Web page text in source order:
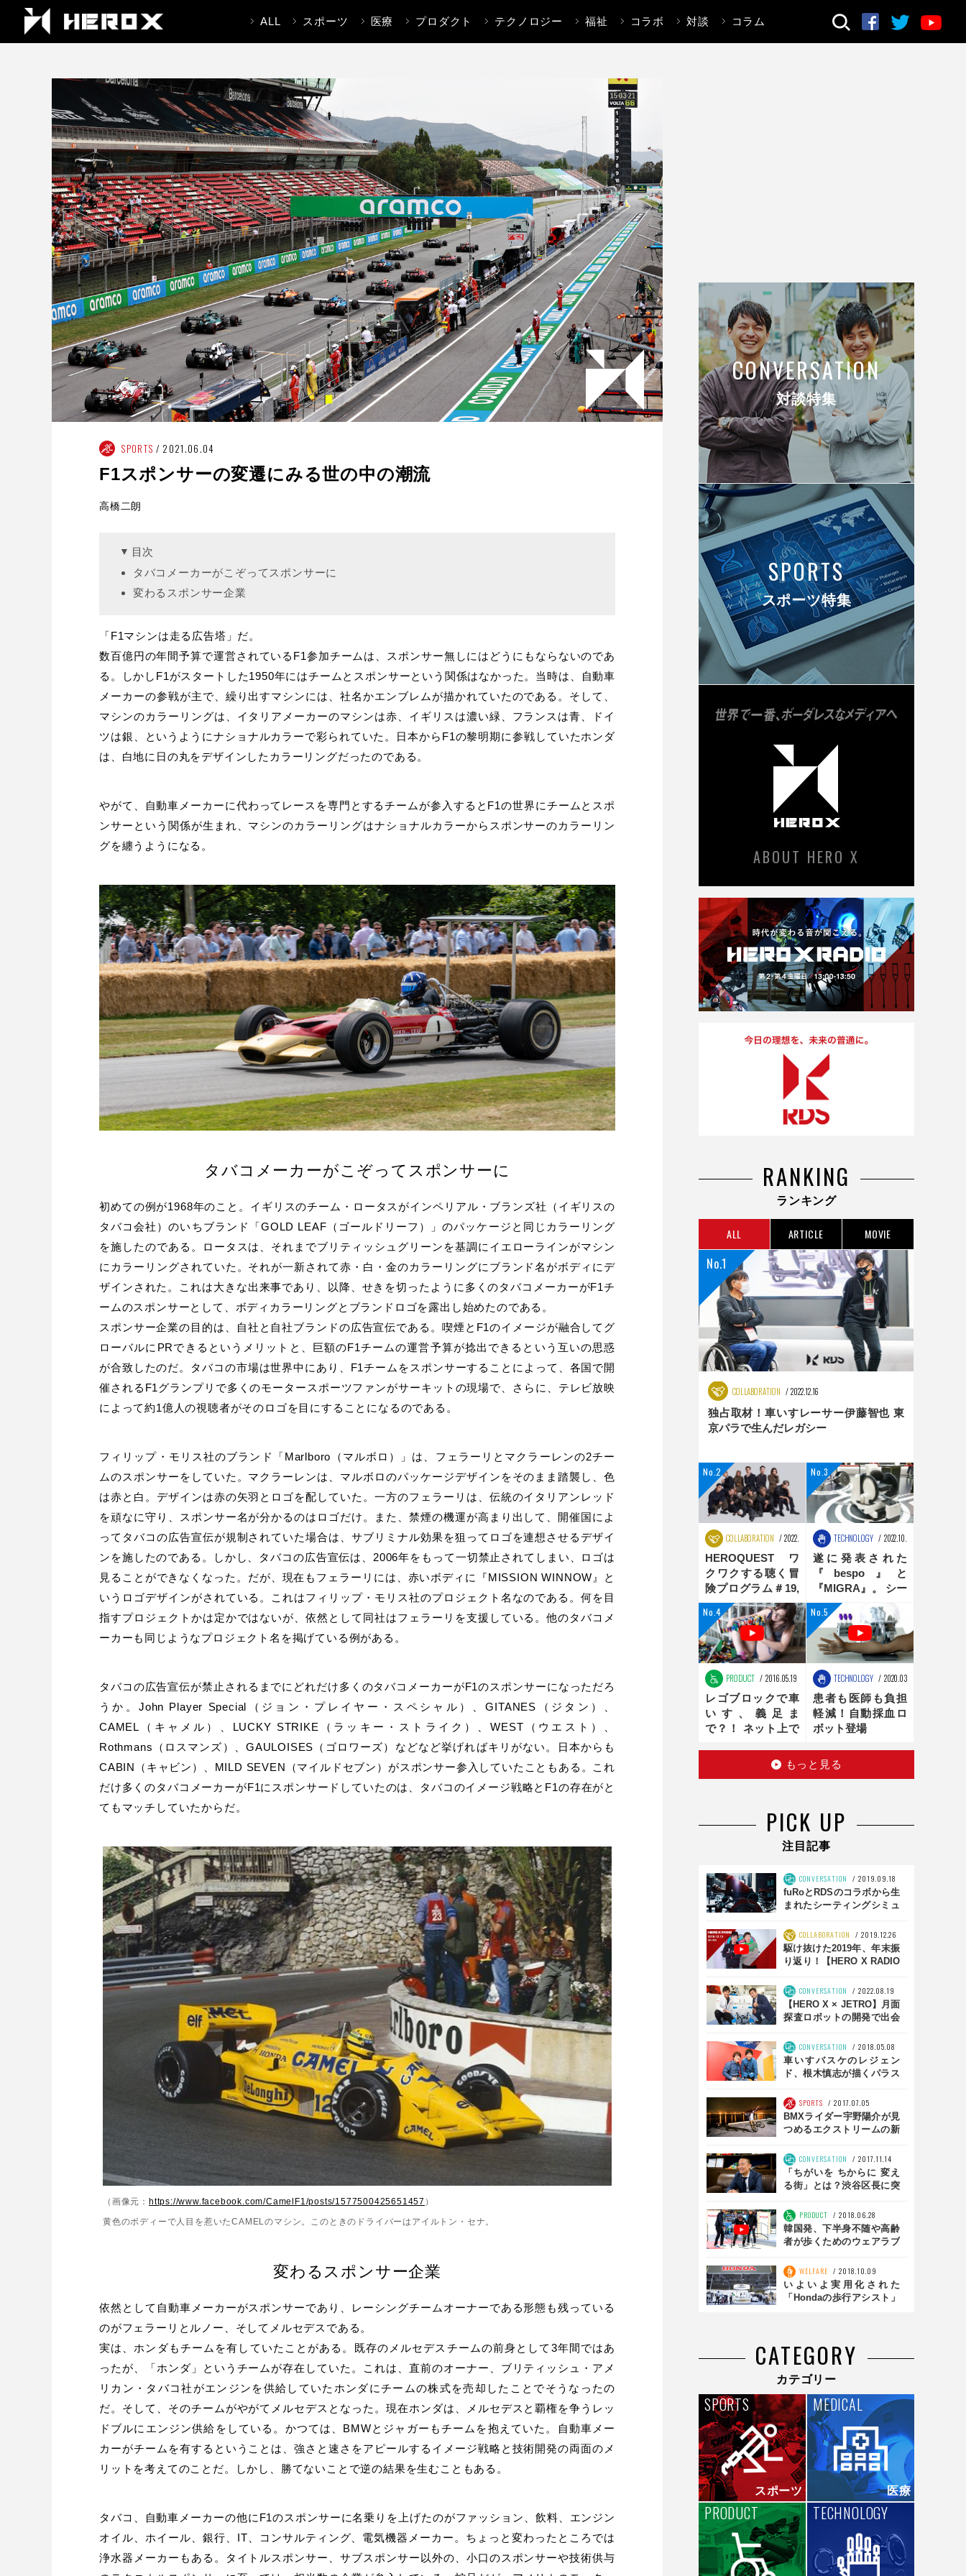
ALL スポーツ 医療 プロダクト テクノロジー 福祉 コラボ 対談 コラム 検索
SPORTS 2021.06.04
F1スポンサーの変遷にみる世の中の潮流
高橋二朗
目次
タバコメーカーがこぞってスポンサーに
変わるスポンサー企業
「F1マシンは走る広告塔」だ。
数百億円の年間予算で運営されているF1参加チームは、スポンサー無しにはどうにもならないのであ
る。しかしF1がスタートした1950年にはチームとスポンサーという関係はなかった。当時は、自動車
メーカーの参戦が主で、繰り出すマシンには、社名かエンブレムが描かれていたのである。そして、
マシンのカラーリングは、イタリアメーカーのマシンは赤、イギリスは濃い緑、フランスは青、ドイ
ツは銀、というようにナショナルカラーで彩られていた。日本からF1の黎明期に参戦していたホンダ
は、白地に日の丸をデザインしたカラーリングだったのである。
やがて、自動車メーカーに代わってレースを専門とするチームが参入するとF1の世界にチームとスポ
ンサーという関係が生まれ、マシンのカラーリングはナショナルカラーからスポンサーのカラーリン
グを纏うようになる。
タバコメーカーがこぞってスポンサーに
初めての例が1968年のこと。イギリスのチーム・ロータスがインペリアル・ブランズ社（イギリスの
タバコ会社）のいちブランド「GOLD LEAF（ゴールドリーフ）」のパッケージと同じカラーリング
を施したのである。ロータスは、それまでブリティッシュグリーンを基調にイエローラインがマシン
にカラーリングされていた。それが一新されて赤・白・金のカラーリングにブランド名がボディにデ
ザインされた。これは大きな出来事であり、以降、せきを切ったように多くのタバコメーカーがF1チ
ームのスポンサーとして、ボディカラーリングとブランドロゴを露出し始めたのである。
スポンサー企業の目的は、自社と自社ブランドの広告宣伝である。喫煙とF1のイメージが融合してグ
ローバルにPRできるというメリットと、巨額のF1チームの運営予算が捻出できるという互いの思惑
が合致したのだ。タバコの市場は世界中にあり、F1チームをスポンサーすることによって、各国で開
催されるF1グランプリで多くのモータースポーツファンがサーキットの現場で、さらに、テレビ放映
によって約1億人の視聴者がそのロゴを目にすることになるのである。
フィリップ・モリス社のブランド「Marlboro（マルボロ）」は、フェラーリとマクラーレンの2チー
ムのスポンサーをしていた。マクラーレンは、マルボロのパッケージデザインをそのまま踏襲し、色
は赤と白。デザインは赤の矢羽とロゴを配していた。一方のフェラーリは、伝統のイタリアンレッド
を頑なに守り、スポンサー名が分かるのはロゴだけ。また、禁煙の機運が高まり出して、開催国によ
ってタバコの広告宣伝が規制されていた場合は、サブリミナル効果を狙ってロゴを連想させるデザイ
ンを施したのである。しかし、タバコの広告宣伝は、2006年をもって一切禁止されてしまい、ロゴは
見ることができなくなった。だが、現在もフェラーリには、赤いボディに『MISSION WINNOW』と
いうロゴデザインがされている。これはフィリップ・モリス社のプロジェクト名なのである。何を目
指すプロジェクトかは定かではないが、依然として同社はフェラーリを支援している。他のタバコメ
ーカーも同じようなプロジェクト名を掲げている例がある。
タバコの広告宣伝が禁止されるまでにどれだけ多くのタバコメーカーがF1のスポンサーになっただろ
うか。John Player Special（ジョン・プレイヤー・スペシャル）、GITANES（ジタン）、
CAMEL（キャメル）、LUCKY STRIKE（ラッキー・ストライク）、WEST（ウエスト）、
Rothmans（ロスマンズ）、GAULOISES（ゴロワーズ）などなど挙げればキリがない。日本からも
CABIN（キャビン）、MILD SEVEN（マイルドセブン）がスポンサー参入していたこともある。これ
だけ多くのタバコメーカーがF1にスポンサードしていたのは、タバコのイメージ戦略とF1の存在がと
てもマッチしていたからだ。
（画像元： https://www.facebook.com/CamelF1/posts/1577500425651457 ）
黄色のボディーで人目を惹いたCAMELのマシン。このときのドライバーはアイルトン・セナ。
変わるスポンサー企業
依然として自動車メーカーがスポンサーであり、レーシングチームオーナーである形態も残っている
のがフェラーリとルノー、そしてメルセデスである。
実は、ホンダもチームを有していたことがある。既存のメルセデスチームの前身として3年間ではあ
ったが、「ホンダ」というチームが存在していた。これは、直前のオーナー、ブリティッシュ・アメ
リカン・タバコ社がエンジンを供給していたホンダにチームの株式を売却したことでそうなったの
だ。そして、そのチームがやがてメルセデスとなった。現在ホンダは、メルセデスと覇権を争うレッ
ドブルにエンジン供給をしている。かつては、BMWとジャガーもチームを抱えていた。自動車メー
カーがチームを有するということは、強さと速さをアピールするイメージ戦略と技術開発の両面のメ
リットを考えてのことだ。しかし、勝てないことで逆の結果を生むこともある。
タバコ、自動車メーカーの他にF1のスポンサーに名乗りを上げたのがファッション、飲料、エンジン
オイル、ホイール、銀行、IT、コンサルティング、電気機器メーカー。ちょっと変わったところでは
浄水器メーカーもある。タイトルスポンサー、サブスポンサー以外の、小口のスポンサーや技術供与
CONVERSATION
対談特集
SPORTS
スポーツ特集
ABOUT HERO X
RANKING
ランキング
ALL ARTICLE MOVIE
COLLABORATION 2022.12.16
独占取材！車いすレーサー伊藤智也 東
京パラで生んだレガシー
COLLABORATION 2022.08.25
HEROQUEST ワ
クワクする聴く冒
険プログラム＃19,
＃20 ダンス編
TECHNOLOGY 2022.10.31
遂に発表された
『bespo』と
『MIGRA』。 シー
ティングポジショ
ンの最適化は、新
時代へ
PRODUCT 2016.05.19
レゴブロックで車
いす、義足ま
で？！ ネット上で
TECHNOLOGY 2020.03.16
患者も医師も負担
軽減！自動採血ロ
ボット登場
もっと見る
PICK UP
注目記事
CONVERSATION
2019.09.18
fuRoとRDSのコラボから生
まれたシーティングシミュ
編 COLLABORATION
2019.12.26
駆け抜けた2019年、年末振
り返り！【HERO X RADIO
CONVERSATION
2022.08.19
【HERO X × JETRO】月面
探査ロボットの開発で出会
術で長寿命化を実現
CONVERSATION
2018.05.08
車いすバスケのレジェン
ド、根木慎志が描くパラス
SPORTS
2017.07.05
BMXライダー宇野陽介が見
つめるエクストリームの新
ーツ文化の作り方】
CONVERSATION
2017.11.14
「ちがいを ちからに 変え
る街」とは？渋谷区長に突
PRODUCT
2018.06.28
韓国発、下半身不随や高齢
者が歩くためのウェアラブ
WELFARE
2018.10.09
いよいよ実用化された
「Hondaの歩行アシスト」
CATEGORY
カテゴリー
スポーツ
SPORTS
医療
MEDICAL
PRODUCT TECHNOLOGY